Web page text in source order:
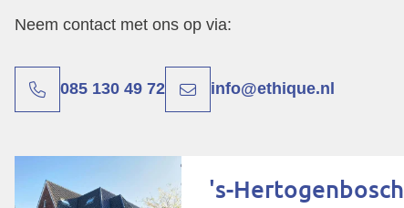
Neem contact met ons op via:
085 130 49 72 info@ethique.nl
's-Hertogenbosch